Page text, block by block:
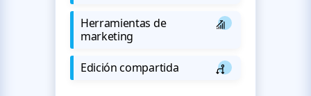
Herramientas de
marketing
Edición compartida